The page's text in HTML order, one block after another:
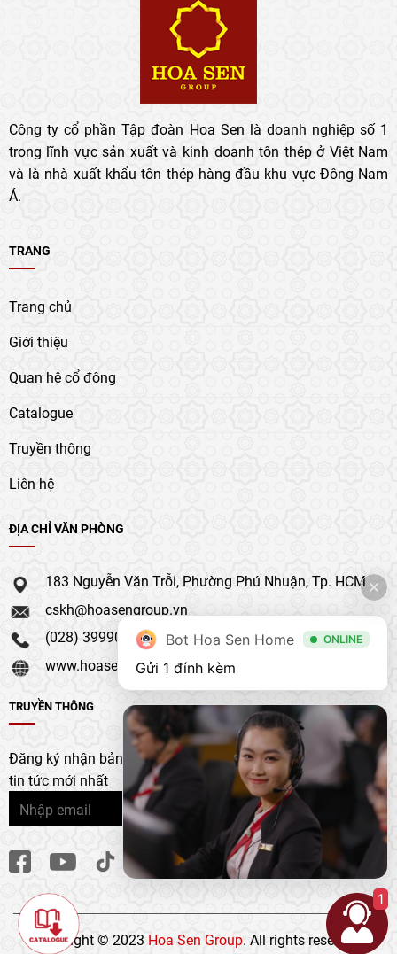
Công ty cổ phần Tập đoàn Hoa Sen là doanh nghiệp số 1
trong lĩnh vực sản xuất và kinh doanh tôn thép ở Việt Nam
và là nhà xuất khẩu tôn thép hàng đầu khu vực Đông Nam
Á.
TRANG
Trang chủ
Giới thiệu
Quan hệ cổ đông
Catalogue
Truyền thông
Liên hệ
ĐỊA CHỈ VĂN PHÒNG
183 Nguyễn Văn Trỗi, Phường Phú Nhuận, Tp. HCM
cskh@hoasengroup.vn
(028) 39990 111
www.hoasengroup.vn
TRUYỀN THÔNG
Đăng ký nhận bản tin của chúng tôi để nhận bản cập nhật &
tin tức mới nhất
Copyright © 2023 Hoa Sen Group. All rights reserved.
Bot Hoa Sen Home ONLINE
Gửi 1 đính kèm
1